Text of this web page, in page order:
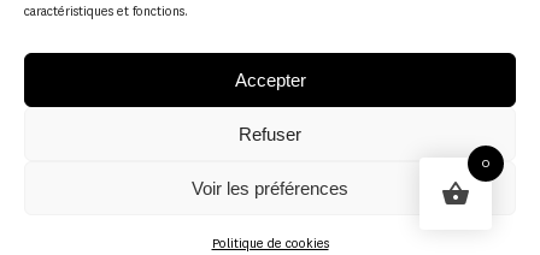
caractéristiques et fonctions.
Accepter
Refuser
Voir les préférences
Politique de cookies
Conditions générales
0